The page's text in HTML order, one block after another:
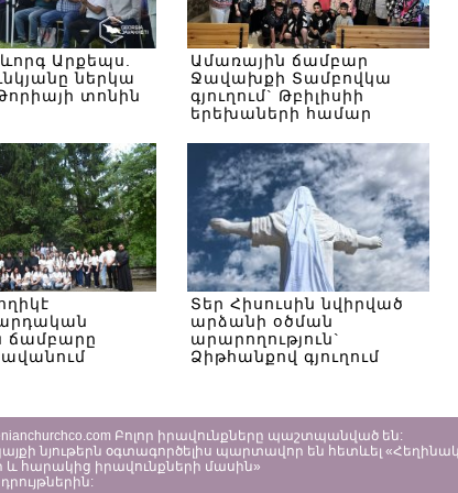
Արքեպս.
ներկա
տոնին
Ամառային ճամբար
Ջավախքի Տամբովկա
գյուղում` Թբիլիսիի
երեխաների համար
ճամբարը
Տեր Հիսուսին նվիրված
արձանի օծման
արարողություն`
Ձիթհանքով գյուղում
Բոլոր իրավունքները պաշտպանված են:
նյութերն օգտագործելիս պարտավոր են հետևել
և հարակից իրավունքների մասին»